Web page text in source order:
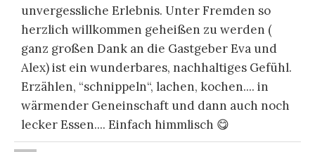
unvergessliche Erlebnis. Unter Fremden so
herzlich willkommen geheißen zu werden (
ganz großen Dank an die Gastgeber Eva und
Alex) ist ein wunderbares, nachhaltiges Gefühl.
Erzählen, “schnippeln“, lachen, kochen.... in
wärmender Geneinschaft und dann auch noch
lecker Essen.... Einfach himmlisch 😋